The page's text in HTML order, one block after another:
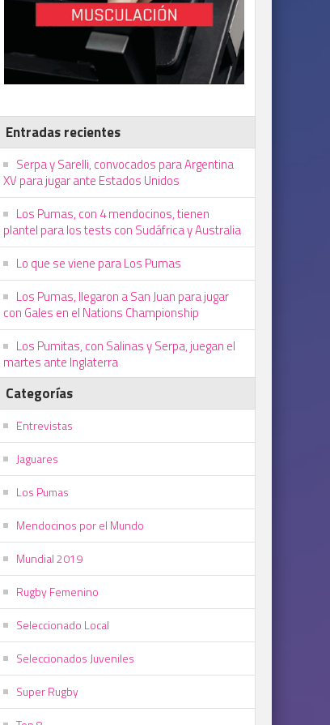
Entradas recientes
Serpa y Sarelli, convocados para Argentina
XV para jugar ante Estados Unidos
Los Pumas, con 4 mendocinos, tienen
plantel para los tests con Sudáfrica y Australia
Lo que se viene para Los Pumas
Los Pumas, llegaron a San Juan para jugar
con Gales en el Nations Championship
Los Pumitas, con Salinas y Serpa, juegan el
martes ante Inglaterra
Categorías
Entrevistas
Jaguares
Los Pumas
Mendocinos por el Mundo
Mundial 2019
Rugby Femenino
Seleccionado Local
Seleccionados Juveniles
Super Rugby